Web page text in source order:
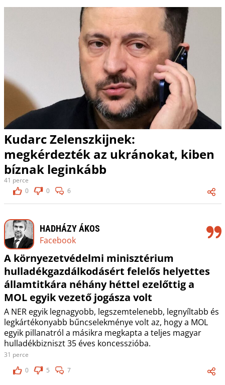
Kudarc Zelenszkijnek:
megkérdezték az ukránokat, kiben
bíznak leginkább
41 perce
0
0 6
HADHÁZY ÁKOS
Facebook
A környezetvédelmi minisztérium
hulladékgazdálkodásért felelős helyettes
államtitkára néhány héttel ezelőttig a
MOL egyik vezető jogásza volt
A NER egyik legnagyobb, legszemtelenebb, legnyíltabb és
legkártékonyabb bűncselekménye volt az, hogy a MOL
egyik pillanatról a másikra megkapta a teljes magyar
hulladékbizniszt 35 éves koncesszióba.
31 perce
0
5 7